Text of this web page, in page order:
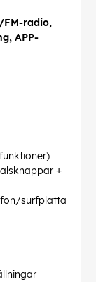
FM-radio,
APP-
+
surfplatta